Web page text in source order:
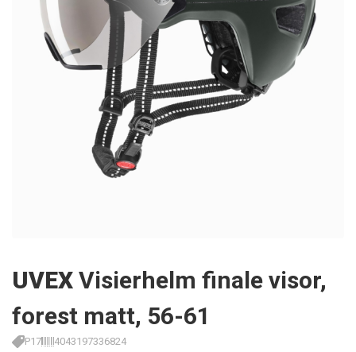
UVEX Visierhelm finale visor,
forest matt, 56-61
P17 4043197336824